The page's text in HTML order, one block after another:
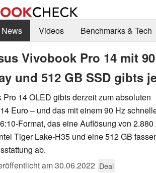
News Videos Benchmarks & Tech
Vivobook Pro 14 mit
und 512 GB SSD gibts
14 OLED gibts derzeit zum absoluten
Euro – und das mit einem 90 Hz
Format, das eine Auflösung von 2.880
Tiger Lake-H35 und eine 512 GB
ab.
am30.06.2022 Deal